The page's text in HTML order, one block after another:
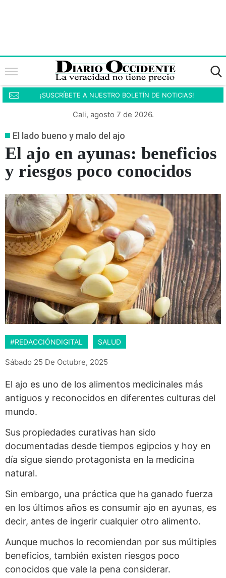
¡SUSCRÍBETE A NUESTRO BOLETÍN DE NOTICIAS!
Cali, agosto 7 de 2026.
El lado bueno y malo del ajo
El ajo en ayunas: beneficios
y riesgos poco conocidos
#REDACCIÓNDIGITAL SALUD
Sábado 25 De Octubre, 2025
El ajo es uno de los alimentos medicinales más
antiguos y reconocidos en diferentes culturas del
mundo.
Sus propiedades curativas han sido
documentadas desde tiempos egipcios y hoy en
día sigue siendo protagonista en la medicina
natural.
Sin embargo, una práctica que ha ganado fuerza
en los últimos años es consumir ajo en ayunas, es
decir, antes de ingerir cualquier otro alimento.
Aunque muchos lo recomiendan por sus múltiples
beneficios, también existen riesgos poco
conocidos que vale la pena considerar.